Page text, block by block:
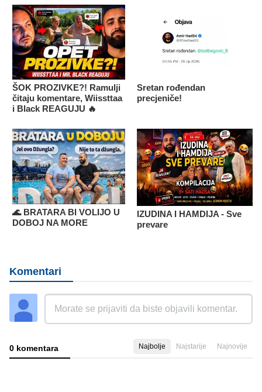
ŠOK PROZIVKE?! Ramulji
čitaju komentare, Wiissttaa
i Black REAGUJU 🔥
Sretan rođendan
precjeniče!
🌊 BRATARA BI VOLIJO U
DOBOJ NA MORE
IZUDINA I HAMDIJA - Sve
prevare
Komentari
0 komentara Najbolje Najstarije Najnovije